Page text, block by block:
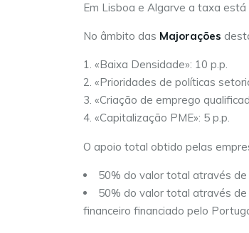
Em Lisboa e Algarve a taxa
No âmbito das Majorações
«Baixa Densidade»: 10 p.p.
«Prioridades de políticas
«Criação de emprego
«Capitalização PME»: 5 p.p.
O apoio total obtido pelas
50% do valor total através de
50% do valor total através de
financeiro financiado pelo